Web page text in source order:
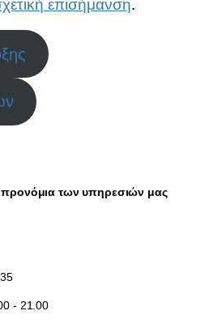
επισήμανση.
προνόμια των υπηρεσιών μας
- 21.00